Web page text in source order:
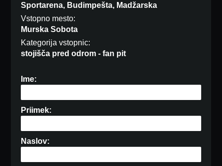
Sportarena, Budimpešta, Madžarska
Vstopno mesto:
Murska Sobota
Kategorija vstopnic:
stojišča pred odrom - fan pit
Ime:
Priimek:
Naslov: